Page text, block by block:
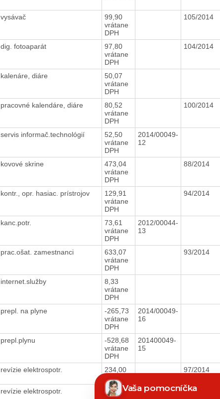
vysávač
99,90
vrátane
DPH
105/2014
dig. fotoaparát
97,80
vrátane
DPH
104/2014
kalenáre, diáre
50,07
vrátane
DPH
pracovné kalendáre, diáre
80,52
vrátane
DPH
100/2014
servis informač.technológií
52,50
vrátane
DPH
2014/00049-
12
kovové skrine
473,04
vrátane
DPH
88/2014
kontr., opr. hasiac. prístrojov
129,91
vrátane
DPH
94/2014
kanc.potr.
73,61
vrátane
DPH
2012/00044-
13
prac.ošat. zamestnanci
633,07
vrátane
DPH
93/2014
internet.služby
8,33
vrátane
DPH
prepl. na plyne
-265,73
vrátane
DPH
2014/00049-
16
prepl.plynu
-528,68
vrátane
DPH
201400049-
15
revízie elektrospotr.
234,00
bez DPH
97/2014
revízie elektrospotr.
81,00
96/2014
Vaša pomocníčka
Chatbot
píše